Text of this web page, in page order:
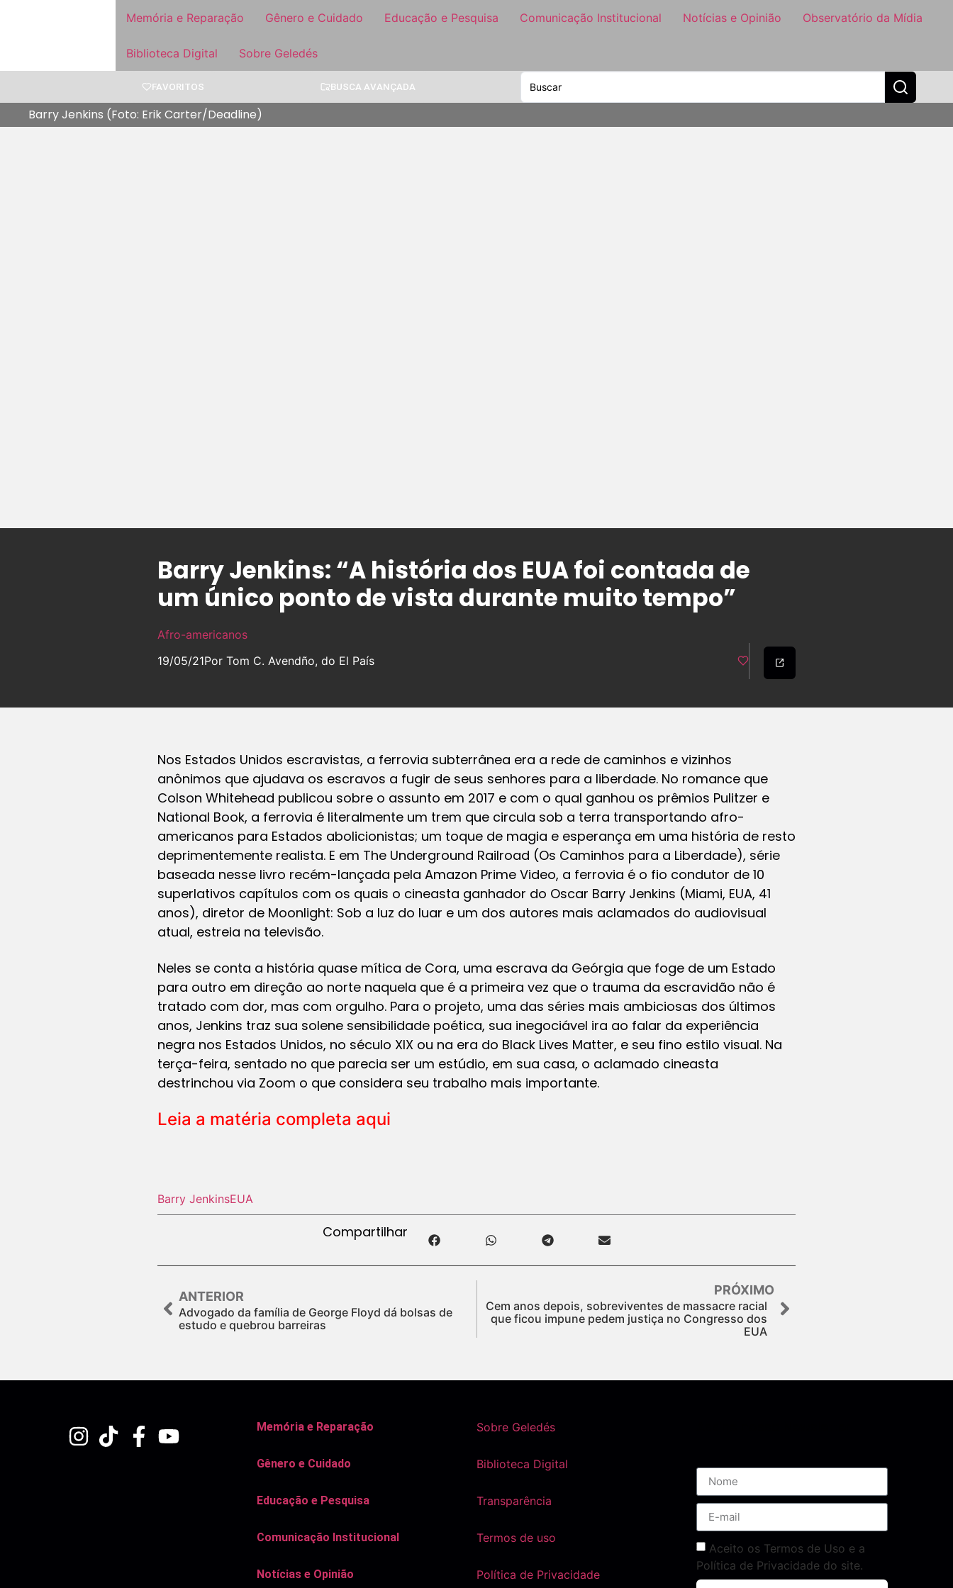
Memória e Reparação Gênero e Cuidado Educação e Pesquisa Comunicação Institucional Notícias e Opinião Observatório da Mídia
Biblioteca Digital Sobre Geledés
FAVORITOS BUSCA AVANÇADA
Barry Jenkins (Foto: Erik Carter/Deadline)
Barry Jenkins: “A história dos EUA foi contada de
um único ponto de vista durante muito tempo”
Afro-americanos
19/05/21Por Tom C. Avendño, do El País
Nos Estados Unidos escravistas, a ferrovia subterrânea era a rede de caminhos e vizinhos
anônimos que ajudava os escravos a fugir de seus senhores para a liberdade. No romance que
Colson Whitehead publicou sobre o assunto em 2017 e com o qual ganhou os prêmios Pulitzer e
National Book, a ferrovia é literalmente um trem que circula sob a terra transportando afro-
americanos para Estados abolicionistas; um toque de magia e esperança em uma história de resto
deprimentemente realista. E em The Underground Railroad (Os Caminhos para a Liberdade), série
baseada nesse livro recém-lançada pela Amazon Prime Video, a ferrovia é o fio condutor de 10
superlativos capítulos com os quais o cineasta ganhador do Oscar Barry Jenkins (Miami, EUA, 41
anos), diretor de Moonlight: Sob a luz do luar e um dos autores mais aclamados do audiovisual
atual, estreia na televisão.
Neles se conta a história quase mítica de Cora, uma escrava da Geórgia que foge de um Estado
para outro em direção ao norte naquela que é a primeira vez que o trauma da escravidão não é
tratado com dor, mas com orgulho. Para o projeto, uma das séries mais ambiciosas dos últimos
anos, Jenkins traz sua solene sensibilidade poética, sua inegociável ira ao falar da experiência
negra nos Estados Unidos, no século XIX ou na era do Black Lives Matter, e seu fino estilo visual. Na
terça-feira, sentado no que parecia ser um estúdio, em sua casa, o aclamado cineasta
destrinchou via Zoom o que considera seu trabalho mais importante.
Leia a matéria completa aqui
Barry JenkinsEUA
Compartilhar
ANTERIOR
Advogado da família de George Floyd dá bolsas de
estudo e quebrou barreiras
PRÓXIMO
Cem anos depois, sobreviventes de massacre racial
que ficou impune pedem justiça no Congresso dos
EUA
Memória e Reparação
Gênero e Cuidado
Educação e Pesquisa
Comunicação Institucional
Notícias e Opinião
Sobre Geledés
Biblioteca Digital
Transparência
Termos de uso
Política de Privacidade
Aceito os Termos de Uso e a
Política de Privacidade do site.